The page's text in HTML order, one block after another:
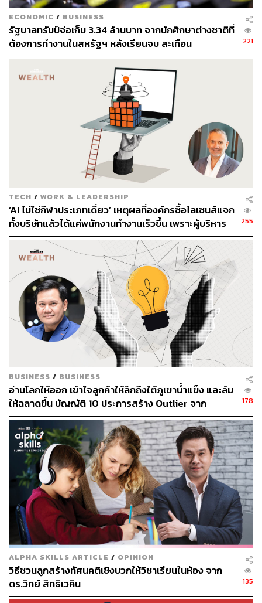
CEO ของ Snap และผู้ก่อตั้งสตาร์ทอัพยูนิคอร์นอีกนับสิบราย
เพื่อให้สามารถสร้างบริษัทที่มีความสำคัญและบทบาทโดด
เด่นเป็นที่รู้จัก
แม้ผู้ก่อตั้งบริษัทเหล่านี้จะมีนิสัยต่างกัน แต่วินเซนต์พบว่าสิ่งที่
เหมือนกันคือผู้ก่อตั้งจะไม่ยอม ‘หยวนๆ’ หรือประนีประนอม
กับสิ่งใดที่ขัดกับวิสัยทัศน์แม้ว่าจะช่วยให้ธุรกิจประสบความ
สำเร็จในระยะสั้นก็ตาม เป็นการแสดงให้เห็นความจำเป็นของ
การมีวิสัยทัศน์ที่ปราศจากความกลัว และการปฏิบัติที่ชัดเจน
เพื่อสร้างองค์กรที่ยั่งยืน
จากการวิเคราะห์กลุ่ม ‘ผู้ก่อตั้งที่ยอดเยี่ยม’
บทเรียนที่ 1 ที่วิน
เซนต์พบคือ ทุกคนลงมือ ‘สร้างเรื่องราว’ เนื่องจากผู้ก่อตั้ง
บริษัทมีความจำเป็นอย่างยิ่งที่จะต้องบอกเล่าเรื่องราวของตัว
เองและทีมงานวันละหลายครั้ง ดังนั้นจึงถือเป็นทักษะที่ผู้ก่อ
ตั้งบริษัทต้องทำให้สมบูรณ์แบบ โดยเฉพาะการทำ Elevator
Pitch หรือการนำเสนออย่างมีเอกลักษณ์และน่าสนใจเพื่อ
บอกเล่าเรื่องราวของธุรกิจภายใน 30 วินาทีหรือน้อยกว่า เพื่อ
ให้ผู้ฟังเห็นภาพก่อนประตูลิฟต์จะเปิด ซึ่งไม่เพียงอธิบายถึงสิ่ง
ที่เชื่อมั่นและยืนหยัด แต่ยังต้องดึงให้ผู้คนสนใจเกี่ยวกับพันธ
กิจทางสังคมที่ไม่เหมือนใคร ซึ่งแบรนด์จะสร้างขึ้นมาร่วมกับ
ผู้ใช้ให้ได้
วินเซนต์ยกตัวอย่างไบรอัน เชสกี แห่ง Airbnb ว่า เป็นผู้บริหาร
ที่เล่าเรื่องราวที่มาของธุรกิจอย่างไม่รู้จักเหน็ดเหนื่อยเกี่ยวกับ
การให้เช่าที่พักด้วยเตียงลมในอพาร์ตเมนต์ของเขาเอง การ
เล่าแบบนี้สะท้อนช่องว่างของธุรกิจท่องเที่ยวที่นักเดินทางไม่
สามารถหาห้องพักในโรงแรมได้ ซึ่งยิ่งเสริมให้ธุรกิจ Airbnb
ยิ่งโด่งดังในวันนี้ นอกจากนี้ เอกสารและบล็อกโพสต์ของ
Airbnb ยังไม่ได้ถูกเขียนให้เหมือนเอกสารทางกฎหมาย แต่
ถูกเรียบเรียงให้เหมือนเป็นเรื่องเล่าเกี่ยวกับการต้อนรับและจิต
วิญญาณของชุมชน ภาพที่ออกมานั้นส่งให้ Airbnb ขึ้นเป็น
หนึ่งในซูเปอร์แบรนด์ที่นำโดยชุมชนอย่างแท้จริง
บทเรียนที่ 2 คือการเพิ่มเสียงให้วิสัยทัศน์ด้วยการไม่มองถึง
ความเป็นอัจฉริยะของผู้ก่อตั้งตรงนี้วินเซนต์อธิบายว่าบริษัท
สตาร์ทอัพที่ผู้ก่อตั้งลงมาคุมเองนั้นมีจุดแข็งเป็นพิเศษในการ
ถอดแบบบุคลิกเฉพาะของผู้ก่อตั้งให้กับบริษัทที่ถูกสร้างขึ้น
ต่างจากบริษัทขนาดใหญ่ที่จัดตั้งขึ้นโดยมีผู้มีส่วนได้ส่วนเสีย
หลายราย ดังนั้น แนวทางที่ FNDR จะให้คำปรึกษาหลักคือ
การ ‘ดึงอัจฉริยะออกจากผู้ก่อตั้ง’ ซึ่งจะเป็นการนำเสียงที่เป็น
เอกลักษณ์ของผู้ก่อตั้งมาสู่วิสัยทัศน์ได้
ECONOMIC / BUSINESS
รัฐบาลทรัมป์จ่อเก็บ 3.34 ล้านบาท จากนักศึกษาต่างชาติที่
ต้องการทำงานในสหรัฐฯ หลังเรียนจบ สะเทือน
มหาวิทยาลัย – Silicon Valley
221
TECH / WORK & LEADERSHIP
‘AI ไม่ใช่กีฬาประเภทเดี่ยว’ เหตุผลที่องค์กรซื้อไลเซนส์แจก
ทั้งบริษัทแล้วได้แค่พนักงานทำงานเร็วขึ้น เพราะผู้บริหาร
เข้าใจ AI ผิดตั้งแต่ต้น
255
BUSINESS / BUSINESS
อ่านโลกให้ออก เข้าใจลูกค้าให้ลึกถึงใต้ภูเขาน้ำแข็ง และล้ม
ให้ฉลาดขึ้น บัญญัติ 10 ประการสร้าง Outlier จาก
กระทิง-เรืองโรจน์
178
ALPHA SKILLS ARTICLE / OPINION
วิธีชวนลูกสร้างทัศนคติเชิงบวกให้วิชาเรียนในห้อง จาก
ดร.วิทย์ สิทธิเวคิน
135